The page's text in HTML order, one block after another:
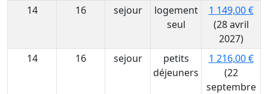
14
16 sejour
logement
seul
1 149,00 €
(28 avril
2027)
14
16 sejour
petits
déjeuners
1 216,00 €
(22
septembre